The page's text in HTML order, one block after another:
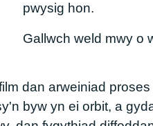
pwysig hon.
Gallwch weld mwy o
dan arweiniad
byw yn ei orbit, a